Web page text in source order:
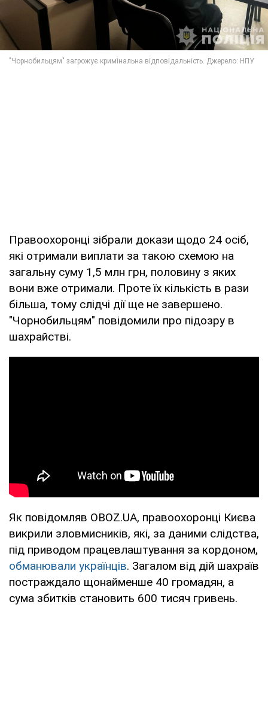
Правоохоронці зібрали докази щодо 24 осіб,
які отримали виплати за такою схемою на
загальну суму 1,5 млн грн, половину з яких
вони вже отримали. Проте їх кількість в рази
більша, тому слідчі дії ще не завершено.
"Чорнобильцям" повідомили про підозру в
шахрайстві.
Як повідомляв OBOZ.UA, правоохоронці Києва
викрили зловмисників, які, за даними слідства,
під приводом працевлаштування за кордоном,
обманювали українців. Загалом від дій шахраїв
постраждало щонайменше 40 громадян, а
сума збитків становить 600 тисяч гривень.